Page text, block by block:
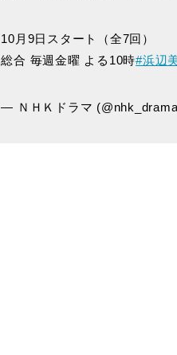
10月9日スタート（全7回）
総合 毎週金曜 よる10時#浜辺
— ＮＨＫドラマ